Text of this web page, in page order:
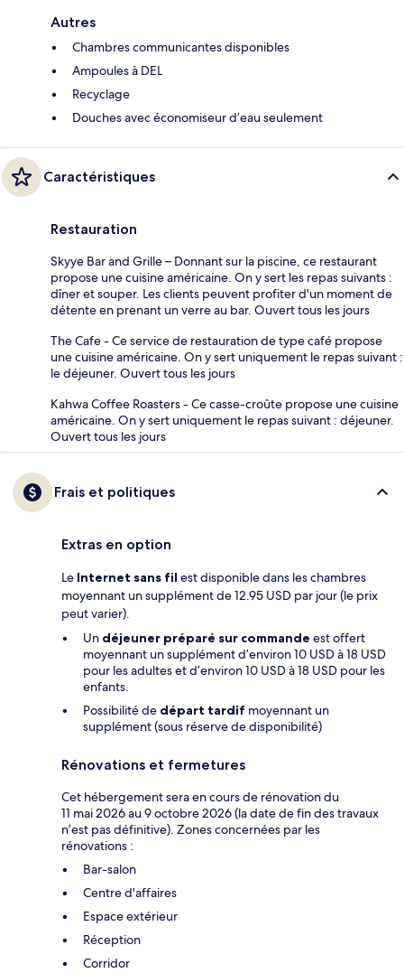
Autres
Chambres communicantes disponibles
Ampoules à DEL
Recyclage
Douches avec économiseur d’eau seulement
Caractéristiques
Restauration
Skyye Bar and Grille – Donnant sur la piscine, ce restaurant
propose une cuisine américaine. On y sert les repas suivants :
dîner et souper. Les clients peuvent profiter d'un moment de
détente en prenant un verre au bar. Ouvert tous les jours
The Cafe - Ce service de restauration de type café propose
une cuisine américaine. On y sert uniquement le repas suivant :
le déjeuner. Ouvert tous les jours
Kahwa Coffee Roasters - Ce casse-croûte propose une cuisine
américaine. On y sert uniquement le repas suivant : déjeuner.
Ouvert tous les jours
Frais et politiques
Extras en option
Le Internet sans fil est disponible dans les chambres
moyennant un supplément de 12.95 USD par jour (le prix
peut varier).
Un déjeuner préparé sur commande est offert
moyennant un supplément d’environ 10 USD à 18 USD
pour les adultes et d’environ 10 USD à 18 USD pour les
enfants.
Possibilité de départ tardif moyennant un
supplément (sous réserve de disponibilité)
Rénovations et fermetures
Cet hébergement sera en cours de rénovation du
11 mai 2026 au 9 octobre 2026 (la date de fin des travaux
n’est pas définitive). Zones concernées par les
rénovations :
Bar-salon
Centre d'affaires
Espace extérieur
Réception
Corridor